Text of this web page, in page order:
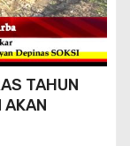
TAHUN